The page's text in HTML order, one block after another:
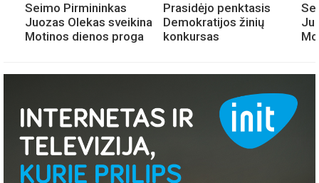
Seimo Pirmininkas
Juozas Olekas sveikina
Motinos dienos proga
Prasidėjo penktasis
Demokratijos žinių
konkursas